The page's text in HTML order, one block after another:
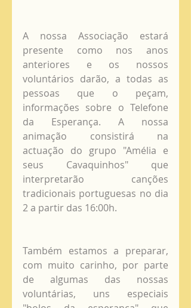
A nossa Associação estará
presente como nos anos
anteriores e os nossos
voluntários darão, a todas as
pessoas que o peçam,
informações sobre o Telefone
da Esperança. A nossa
animação consistirá na
actuação do grupo "Amélia e
seus Cavaquinhos" que
interpretarão canções
tradicionais portuguesas no dia
2 a partir das 16:00h.
Também estamos a preparar,
com muito carinho, por parte
de algumas das nossas
voluntárias, uns especiais